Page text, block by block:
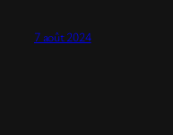
7 août 2024